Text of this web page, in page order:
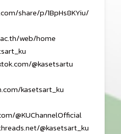
share/p/1BpHs8KYiu/
web/home
@kasetsartu
kasetsart_ku
@KUChannelOfficial
@kasetsart_ku